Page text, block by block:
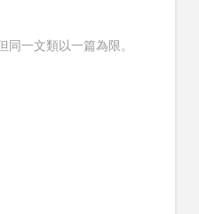
一文類以一篇為限。